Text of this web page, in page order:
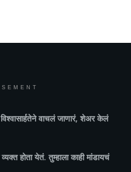
वाचलं जाणारं, शेअर केलं
होता येतं. तुम्हाला काही मांडायचं